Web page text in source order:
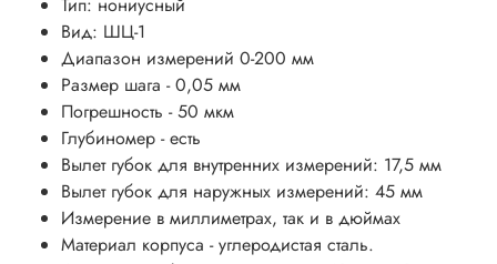
Вид: ШЦ-1
Диапазон измерений 0-200 мм
Размер шага - 0,05 мм
Погрешность - 50 мкм
Глубиномер - есть
Вылет губок для внутренних измерений: 17,5 мм
Вылет губок для наружных измерений: 45 мм
Измерение в миллиметрах, так и в дюймах
Материал корпуса - углеродистая сталь.